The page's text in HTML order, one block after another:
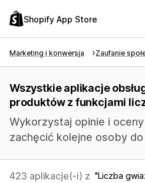
Shopify App Store
Marketing i konwersja Zaufanie
Wszystkie aplikacje
produktów z funkcjami
Wykorzystaj opinie i
zachęcić kolejne osoby do
423 aplikacje(-i) z Liczba